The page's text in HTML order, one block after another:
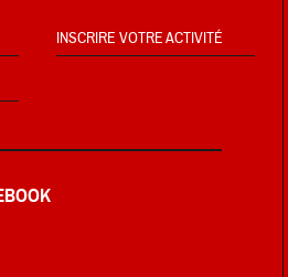
INSCRIRE VOTRE ACTIVITÉ